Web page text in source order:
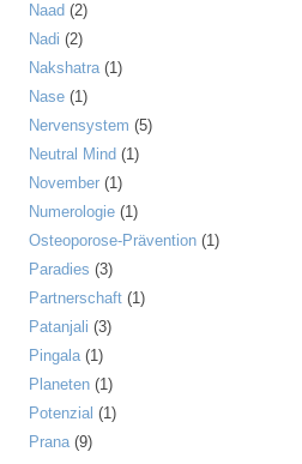
Naad (2)
Nadi (2)
Nakshatra(1)
Nase (1)
Nervensystem (5)
Neutral Mind (1)
November (1)
Numerologie (1)
Osteoporose-Prävention (1)
Paradies (3)
Partnerschaft (1)
Patanjali (3)
Pingala(1)
Planeten (1)
Potenzial (1)
Prana(9)